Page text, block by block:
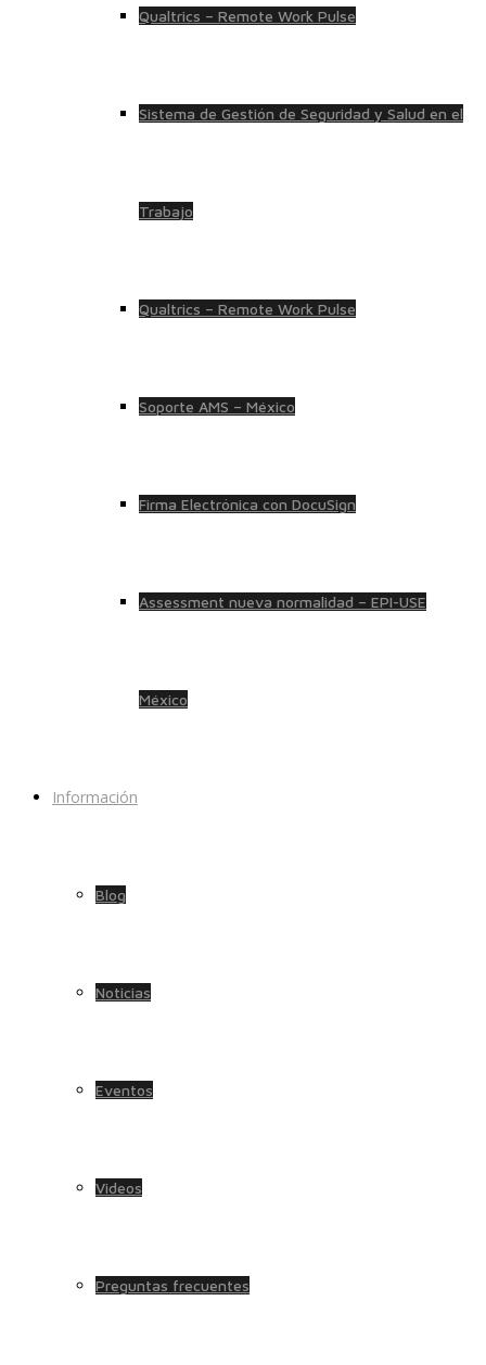
Qualtrics – Remote Work Pulse
Sistema de Gestión de Seguridad y Salud en el
Trabajo
Qualtrics – Remote Work Pulse
Soporte AMS – México
Firma Electrónica con DocuSign
Assessment nueva normalidad – EPI-USE
México
Información
Blog
Noticias
Eventos
Videos
Preguntas frecuentes